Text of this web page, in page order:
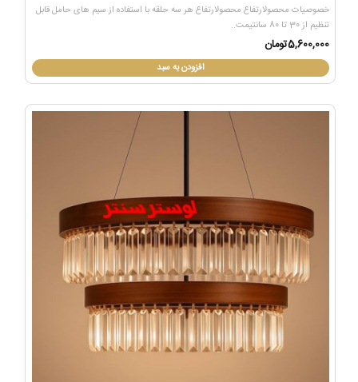
خصوصیات محصولارتفاع محصولارتفاع هر سه حلقه با استفاده از سیم های حامل قابل
تنظیم از 30 تا 80 سانتیمت..
5,600,000تومان
افزودن به سبد